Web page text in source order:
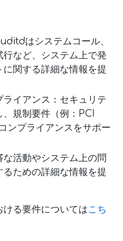
はシステムコール、
など、システム上で発
関する詳細な情報を提
イアンス：セキュリテ
、規制要件（例：PCI
ンプライアンスをサポー
活動やシステム上の問
ための詳細な情報を提
る要件についてはこち